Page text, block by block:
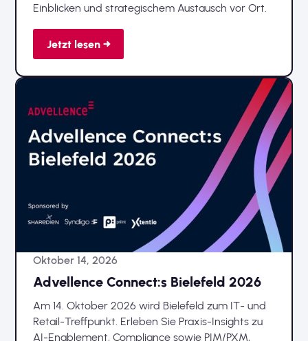
Einblicken und strategischem Austausch vor Ort.
Jetzt lesen →
Oktober 14, 2026
Advellence Connect:s Bielefeld 2026
Am 14. Oktober 2026 wird Bielefeld zum IT- und
Retail-Treffpunkt. Erleben Sie Praxis-Insights zu
AI-Enablement, Compliance sowie PIM/PXM,